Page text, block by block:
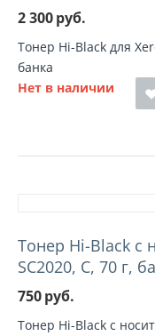
2 300руб.
Тонер Hi-Black для
банка
Нет в наличии
Тонер Hi-Black с
SC2020, C, 70 г,
750руб.
Тонер Hi-Black с